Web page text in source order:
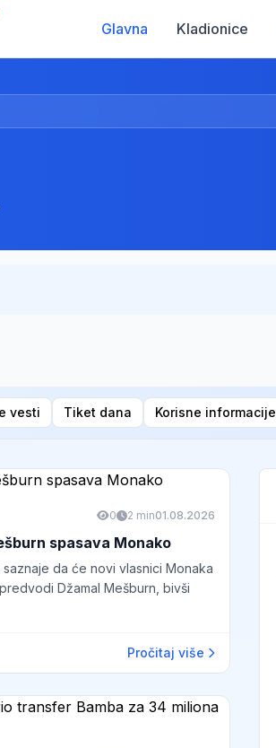
Glavna Kladionice
vesti Tiket dana Korisne informacije
0 2 min01.08.2026
spasava Monako
da će novi vlasnici Monaka
Džamal Mešburn, bivši
Pročitaj više